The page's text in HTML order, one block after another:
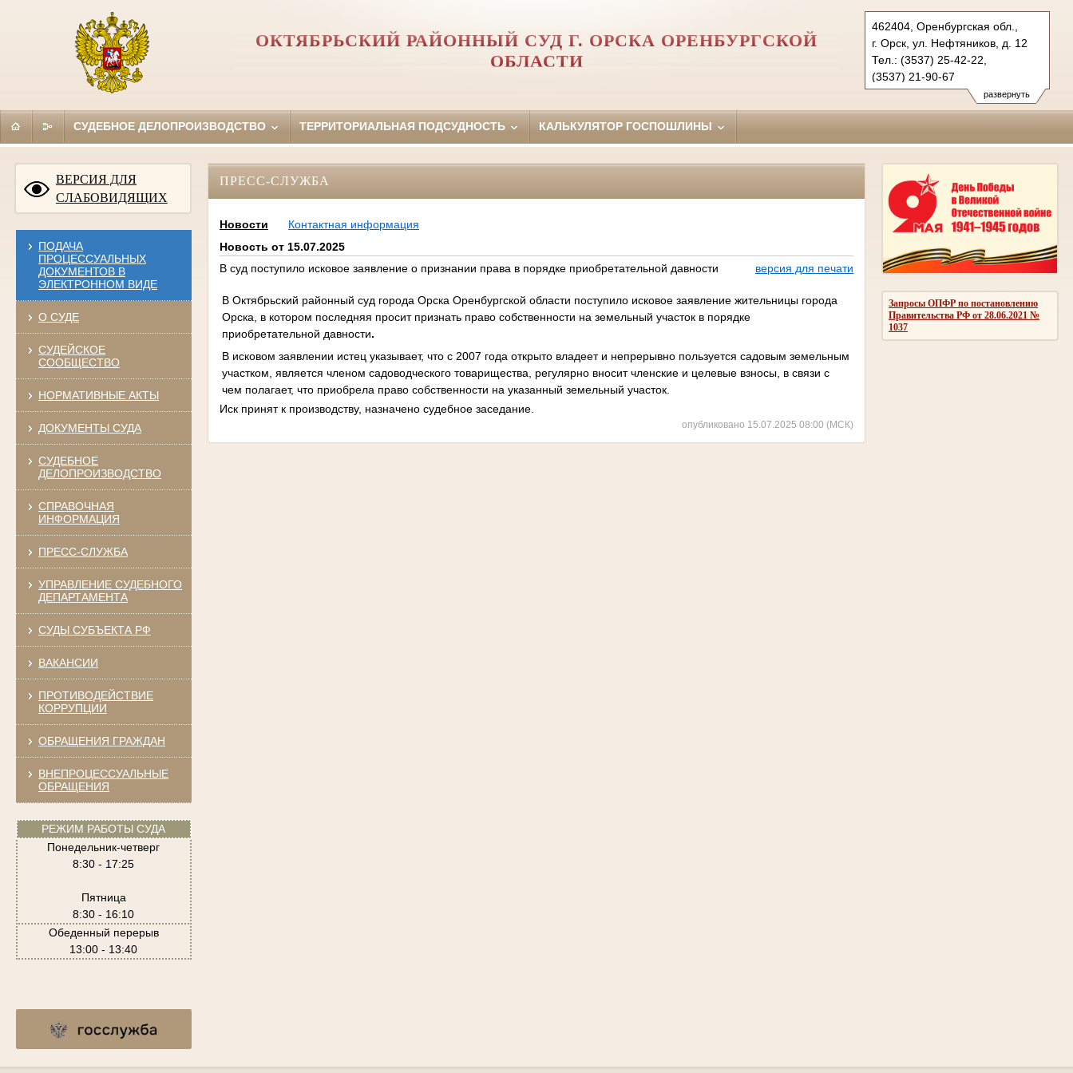
развернуть
462404, Оренбургская обл.,
г. Орск, ул. Нефтяников, д. 12
Тел.: (3537) 25-42-22,
(3537) 21-90-67
oktyabrskyorsk.orb@sudrf.ru
ОКТЯБРЬСКИЙ РАЙОННЫЙ СУД Г. ОРСКА ОРЕНБУРГСКОЙ
ОБЛАСТИ
СУДЕБНОЕ ДЕЛОПРОИЗВОДСТВО ТЕРРИТОРИАЛЬНАЯ ПОДСУДНОСТЬ КАЛЬКУЛЯТОР ГОСПОШЛИНЫ
ВЕРСИЯ ДЛЯ
СЛАБОВИДЯЩИХ
ПОДАЧА
ПРОЦЕССУАЛЬНЫХ
ДОКУМЕНТОВ В
ЭЛЕКТРОННОМ ВИДЕ
О СУДЕ
СУДЕЙСКОЕ
СООБЩЕСТВО
НОРМАТИВНЫЕ АКТЫ
ДОКУМЕНТЫ СУДА
СУДЕБНОЕ
ДЕЛОПРОИЗВОДСТВО
СПРАВОЧНАЯ
ИНФОРМАЦИЯ
ПРЕСС-СЛУЖБА
УПРАВЛЕНИЕ СУДЕБНОГО
ДЕПАРТАМЕНТА
СУДЫ СУБЪЕКТА РФ
ВАКАНСИИ
ПРОТИВОДЕЙСТВИЕ
КОРРУПЦИИ
ОБРАЩЕНИЯ ГРАЖДАН
ВНЕПРОЦЕССУАЛЬНЫЕ
ОБРАЩЕНИЯ
РЕЖИМ РАБОТЫ СУДА
Понедельник-четверг
8:30 - 17:25
Пятница
8:30 - 16:10
Обеденный перерыв
13:00 - 13:40
Запросы ОПФР по постановлению
Правительства РФ от 28.06.2021 №
1037
ПРЕСС-СЛУЖБА
Новости
Контактная информация
Новость от 15.07.2025
В суд поступило исковое заявление о признании права в порядке приобретательной давности
версия для печати
В Октябрьский районный суд города Орска Оренбургской области поступило исковое заявление жительницы города
Орска, в котором последняя просит признать право собственности на земельный участок в порядке
приобретательной давности.
В исковом заявлении истец указывает, что с 2007 года открыто владеет и непрерывно пользуется садовым земельным
участком, является членом садоводческого товарищества, регулярно вносит членские и целевые взносы, в связи с
чем полагает, что приобрела право собственности на указанный земельный участок.
Иск принят к производству, назначено судебное заседание.
опубликовано 15.07.2025 08:00 (МСК)